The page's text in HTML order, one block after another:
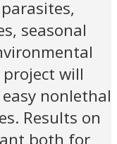
seasonal
will
nonlethal
Results on
both for